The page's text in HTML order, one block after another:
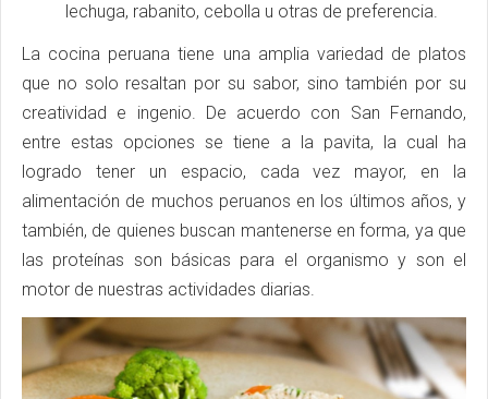
lechuga, rabanito, cebolla u otras de preferencia.
La cocina peruana tiene una amplia variedad de platos
que no solo resaltan por su sabor, sino también por su
creatividad e ingenio. De acuerdo con San Fernando,
entre estas opciones se tiene a la pavita, la cual ha
logrado tener un espacio, cada vez mayor, en la
alimentación de muchos peruanos en los últimos años, y
también, de quienes buscan mantenerse en forma, ya que
las proteínas son básicas para el organismo y son el
motor de nuestras actividades diarias.